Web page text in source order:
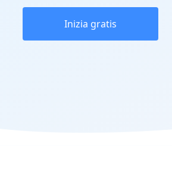
Inizia gratis